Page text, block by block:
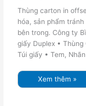
Thùng carton in
hóa, sản phẩm
bên trong. Công ty
giấy Duplex •
Túi giấy • Tem,
xưởng
Xem thêm »